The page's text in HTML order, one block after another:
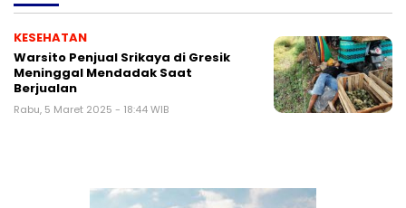
KESEHATAN
Warsito Penjual Srikaya di Gresik
Meninggal Mendadak Saat
Berjualan
Rabu, 5 Maret 2025 - 18:44 WIB